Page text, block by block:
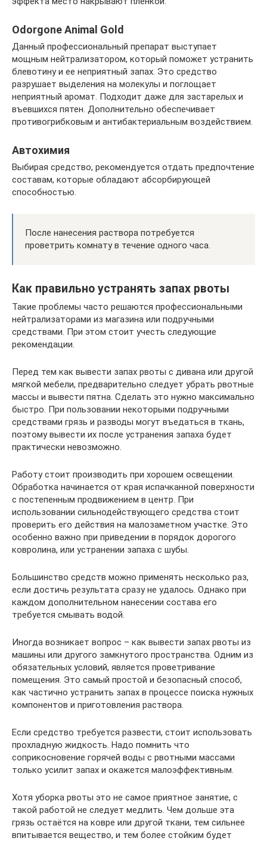
Odorgone Animal Gold
Данный профессиональный препарат выступает
мощным нейтрализатором, который поможет устранить
блевотину и ее неприятный запах. Это средство
разрушает выделения на молекулы и поглощает
неприятный аромат. Подходит даже для застарелых и
въевшихся пятен. Дополнительно обеспечивает
противогрибковым и антибактериальным воздействием.
Автохимия
Выбирая средство, рекомендуется отдать предпочтение
составам, которые обладают абсорбирующей
способностью.
После нанесения раствора потребуется
проветрить комнату в течение одного часа.
Как правильно устранять запах рвоты
Такие проблемы часто решаются профессиональными
нейтрализаторами из магазина или подручными
средствами. При этом стоит учесть следующие
рекомендации.
Перед тем как вывести запах рвоты с дивана или другой
мягкой мебели, предварительно следует убрать рвотные
массы и вывести пятна. Сделать это нужно максимально
быстро. При пользовании некоторыми подручными
средствами грязь и разводы могут въедаться в ткань,
поэтому вывести их после устранения запаха будет
практически невозможно.
Работу стоит производить при хорошем освещении.
Обработка начинается от края испачканной поверхности
с постепенным продвижением в центр. При
использовании сильнодействующего средства стоит
проверить его действия на малозаметном участке. Это
особенно важно при приведении в порядок дорогого
ковролина, или устранении запаха с шубы.
Большинство средств можно применять несколько раз,
если достичь результата сразу не удалось. Однако при
каждом дополнительном нанесении состава его
требуется смывать водой.
Иногда возникает вопрос – как вывести запах рвоты из
машины или другого замкнутого пространства. Одним из
обязательных условий, является проветривание
помещения. Это самый простой и безопасный способ,
как частично устранить запах в процессе поиска нужных
компонентов и приготовления раствора.
Если средство требуется развести, стоит использовать
прохладную жидкость. Надо помнить что
соприкосновение горячей воды с рвотными массами
только усилит запах и окажется малоэффективным.
Хотя уборка рвоты это не самое приятное занятие, с
такой работой не следует медлить. Чем дольше эта
грязь остаётся на ковре или другой ткани, тем сильнее
впитывается вещество, и тем более стойким будет